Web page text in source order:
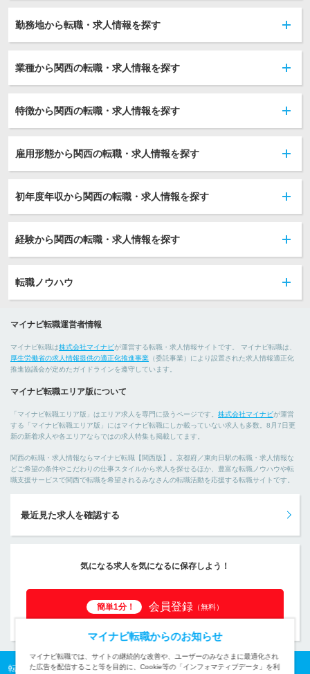
勤務地から転職・求人情報を探す
業種から関西の転職・求人情報を探す
特徴から関西の転職・求人情報を探す
雇用形態から関西の転職・求人情報を探す
初年度年収から関西の転職・求人情報を探す
経験から関西の転職・求人情報を探す
転職ノウハウ
マイナビ転職運営者情報
マイナビ転職は株式会社マイナビが運営する転職・求人情報サイトです。 マイナビ転職は、
厚生労働省の求人情報提供の適正化推進事業 （委託事業）により設置された求人情報適正化
推進協議会が定めたガイドラインを遵守しています。
マイナビ転職エリア版について
「マイナビ転職エリア版」はエリア求人を専門に扱うページです。 株式会社マイナビが運営
する「マイナビ転職エリア版」にはマイナビ転職にしか載っていない求人も多数。8月7日更
新の新着求人や各エリアならではの求人特集も掲載してます。
関西の転職・求人情報ならマイナビ転職【関西版】。京都府／東向日駅の転職・求人情報な
どご希望の条件やこだわりの仕事スタイルから求人を探せるほか、豊富な転職ノウハウや転
職支援サービスで関西で転職を希望されるみなさんの転職活動を応援する転職サイトです。
最近見た求人を確認する
気になる求人を気になるに保存しよう！
簡単1分！ 会員登録 （無料）
転職TOP 関西の転職・求人情報TOP 京都府の転職・求人一覧
マイナビ転職からのお知らせ
マイナビ転職では、サイトの継続的な改善や、ユーザーのみなさまに最適化され
た広告を配信すること等を目的に、Cookie等の「インフォマティブデータ」を利